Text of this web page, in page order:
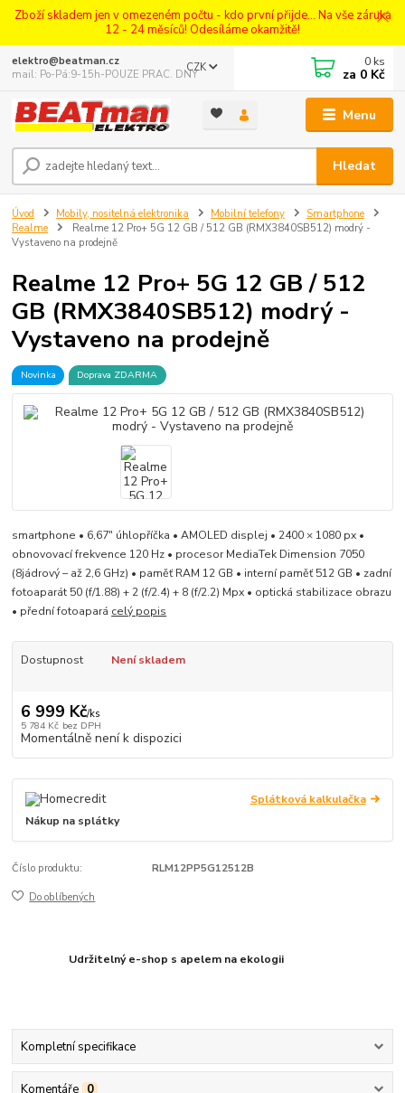
Zboží skladem jen v omezeném počtu - kdo první přijde... Na vše záruka
12 - 24 měsíců! Odesíláme okamžitě!
Menu
CZK
Hledat
elektro@beatman.cz
mail: Po-Pá:9-15h-POUZE PRAC. DNY
0 ks
za 0 Kč
Úvod Mobily, nositelná elektronika Mobilní telefony
Smartphone
Realme
Realme 12 Pro+ 5G 12 GB / 512 GB (RMX3840SB512) modrý -
Vystaveno na prodejně
Realme 12 Pro+ 5G 12 GB / 512
GB (RMX3840SB512) modrý -
Vystaveno na prodejně
Novinka Doprava ZDARMA
smartphone • 6,67" úhlopříčka • AMOLED displej • 2400 × 1080 px •
obnovovací frekvence 120 Hz • procesor MediaTek Dimension 7050
(8jádrový – až 2,6 GHz) • paměť RAM 12 GB • interní paměť 512 GB • zadní
fotoaparát 50 (f/1.88) + 2 (f/2.4) + 8 (f/2.2) Mpx • optická stabilizace obrazu
• přední fotoapará celý popis
Dostupnost Není skladem
6 999 Kč/ks
5 784 Kč bez DPH
Momentálně není k dispozici
Splátková kalkulačka
Nákup na splátky
Číslo produktu: RLM12PP5G12512B
Do oblíbených
Udržitelný e-shop s apelem na ekologii
Kompletní specifikace
Komentáře 0